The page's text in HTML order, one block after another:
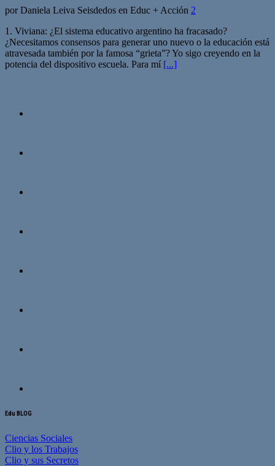
por Daniela Leiva Seisdedos en Educ + Acción 2
1. Viviana: ¿El sistema educativo argentino ha fracasado?
¿Necesitamos consensos para generar uno nuevo o la educación está
atravesada también por la famosa “grieta”? Yo sigo creyendo en la
potencia del dispositivo escuela. Para mí [...]
Edu BLOG
Ciencias Sociales
Clio y los Trabajos
Clio y sus Secretos